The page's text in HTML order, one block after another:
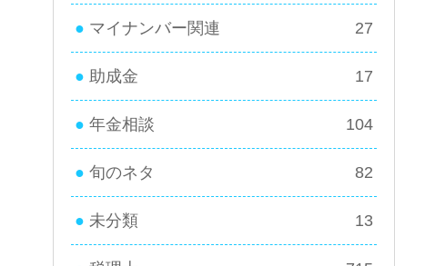
マイナンバー関連 27
助成金 17
年金相談 104
旬のネタ 82
未分類 13